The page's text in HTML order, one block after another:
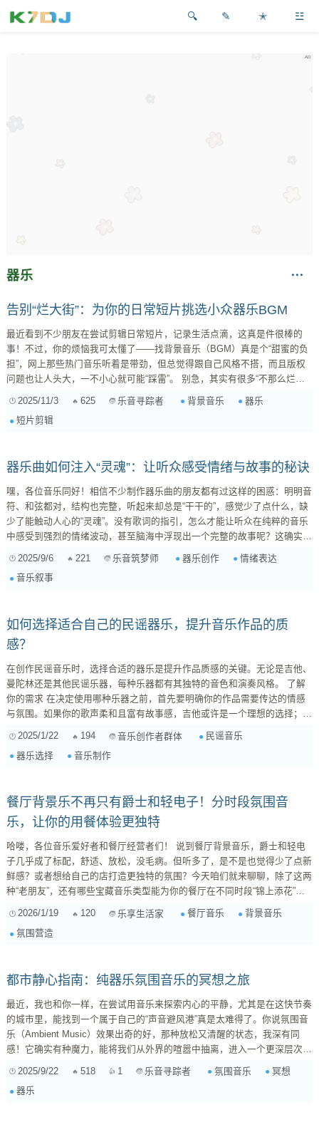
✎ ✭ ☳
器乐
告别“烂大街”：为你的日常短片挑选小众器乐BGM
最近看到不少朋友在尝试剪辑日常短片，记录生活点滴，这真是件很棒的
事！不过，你的烦恼我可太懂了——找背景音乐（BGM）真是个“甜蜜的负
担”，网上那些热门音乐听着是带劲，但总觉得跟自己风格不搭，而且版权
问题也让人头大，一不小心就可能“踩雷”。 别急，其实有很多“不那么烂大
一名也喜欢在音乐里“淘宝”的短片爱好者，今天就来跟你分享一些我的小心
得和推荐！ 为什么选择器乐BGM？ 在你一头扎进找音乐之前，先想想为什
2025/11/3 625 乐音寻踪者 背景音乐
器乐
短片剪辑
器乐曲如何注入“灵魂”：让听众感受情绪与故事的秘诀
嘿，各位音乐同好！相信不少制作器乐曲的朋友都有过这样的困惑：明明音
符、和弦都对，结构也完整，听起来却总是“干干的”，感觉少了点什么，缺
少了能触动人心的“灵魂”。没有歌词的指引，怎么才能让听众在纯粹的音乐
中感受到强烈的情绪波动，甚至脑海中浮现出一个完整的故事呢？这确实是
器乐曲注入情感与故事感，让它变得鲜活起来。 1. 旋律与和声：情绪的底
色与语言 旋律和和声是音乐最直接的情感载体，它们就像器乐曲的“语言”。
2025/9/6 221 乐音筑梦师 器乐创作
情绪表达
音乐叙事
如何选择适合自己的民谣器乐，提升音乐作品的质
感？
在创作民谣音乐时，选择合适的器乐是提升作品质感的关键。无论是吉他、
曼陀林还是其他民谣乐器，每种乐器都有其独特的音色和演奏风格。 了解
你的需求 在决定使用哪种乐器之前，首先要明确你的作品需要传达的情感
与氛围。如果你的歌声柔和且富有故事感，吉他或许是一个理想的选择；而
如果你想营造一种悠扬、浪漫的气氛，曼陀林或小提琴将为你的音乐增添独
中的表现。在这个过程中，不妨尝试即兴创作，看看哪种器乐和你的歌曲最
2025/1/22 194 音乐创作者群体
民谣音乐
器乐选择
音乐制作
餐厅背景乐不再只有爵士和轻电子！分时段氛围音
乐，让你的用餐体验更独特
哈喽，各位音乐爱好者和餐厅经营者们！ 说到餐厅背景音乐，爵士和轻电
子几乎成了标配，舒适、放松，没毛病。但听多了，是不是也觉得少了点新
鲜感？或者想给自己的店打造更独特的氛围？今天咱们就来聊聊，除了这两
种“老朋友”，还有哪些宝藏音乐类型能为你的餐厅在不同时段“锦上添花”，
们刚从睡梦中醒来，需要的是一种温柔的唤醒，而不是刺激或喧嚣。音乐的
2026/1/19 120 乐享生活家 餐厅音乐
背景音乐
氛围营造
都市静心指南：纯器乐氛围音乐的冥想之旅
最近，我也和你一样，在尝试用音乐来探索内心的平静，尤其是在这快节奏
的城市里，能找到一个属于自己的“声音避风港”真是太难得了。你说氛围音
乐（Ambient Music）效果出奇的好，那种放松又清醒的状态，我深有同
感！它确实有种魔力，能将我们从外界的喧嚣中抽离，进入一个更深层次的
的纯器乐氛围作品，这个需求非常精准。其实，氛围音乐之所以能做到这一
点，在于它独特的构成。它往往没有明确的旋律线或传统意义上的高潮迭
2025/9/22 518 1 乐音寻踪者 氛围音乐
冥想
器乐